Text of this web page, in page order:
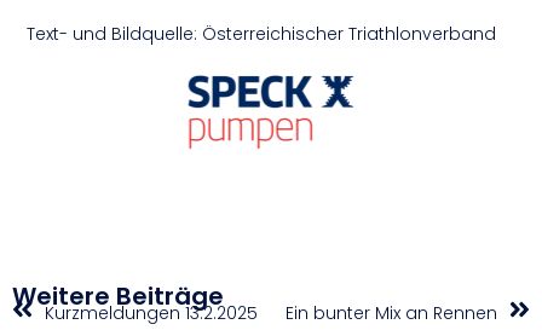
Text- und Bildquelle: Österreichischer Triathlonverband
Weitere Beiträge
Kurzmeldungen 13.2.2025 Ein bunter Mix an Rennen